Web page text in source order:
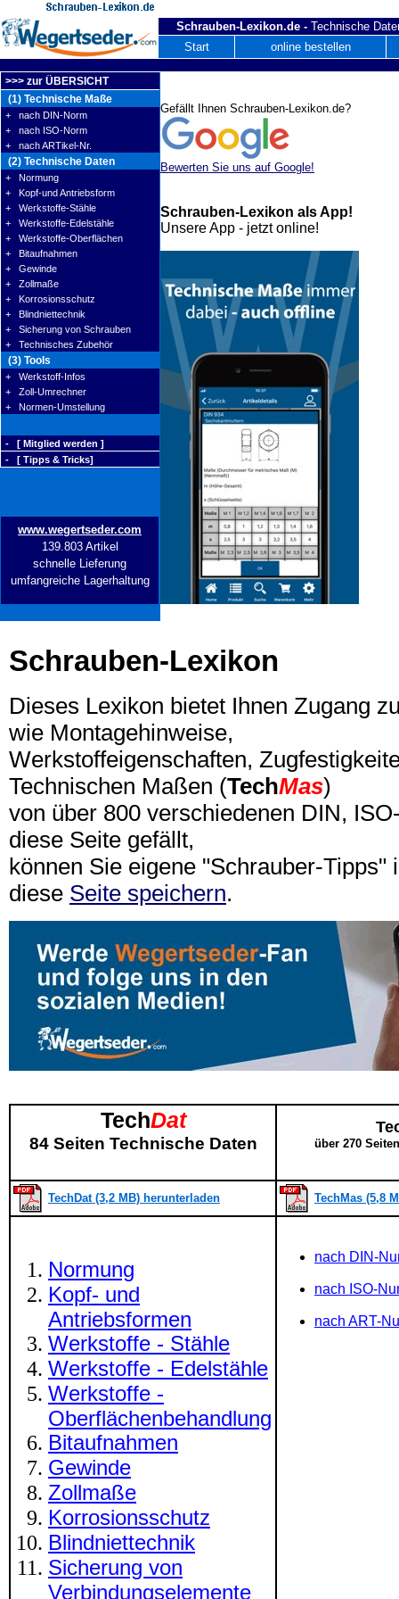
Schrauben-Lexikon.de - Technische
Start
online bestellen
>>> zur ÜBERSICHT
(1) Technische Maße
+ nach DIN-Norm
+ nach ISO-Norm
+ nach ARTikel-Nr.
(2) Technische Daten
+ Normung
+ Kopf-und Antriebsform
+ Werkstoffe-Stähle
+ Werkstoffe-Edelstähle
+ Werkstoffe-Oberflächen
+ Bitaufnahmen
+ Gewinde
+ Zollmaße
+ Korrosionsschutz
+ Blindniettechnik
+ Sicherung von Schrauben
+ Technisches Zubehör
(3) Tools
+ Werkstoff-Infos
+ Zoll-Umrechner
+ Normen-Umstellung
- [ Mitglied werden ]
- [ Tipps & Tricks]
www.wegertseder.com
139.803 Artikel
schnelle Lieferung
umfangreiche Lagerhaltung
Schrauben-Lexikon
Dieses Lexikon bietet Ihnen Zugang
wie Montagehinweise,
Werkstoffeigenschaften,
Technischen Maßen (TechMas)
von über 800 verschiedenen DIN,
diese Seite gefällt,
können Sie eigene "Schrauber-Tipps"
diese Seite speichern.
TechDat
84 Seiten Technische Daten über 270
TechDat (3,2 MB) herunterladen TechMas (5,8
Normung
Kopf- und
Antriebsformen
Werkstoffe - Stähle
Werkstoffe - Edelstähle
Werkstoffe -
Oberflächenbehandlung
Bitaufnahmen
Gewinde
Zollmaße
Korrosionsschutz
Blindniettechnik
Sicherung von
Verbindungselemente
nach DIN-
nach ISO-
nach ART-
Gefällt Ihnen Schrauben-Lexikon.de?
Bewerten Sie uns auf Google!
Schrauben-Lexikon als App!
Unsere App - jetzt online!